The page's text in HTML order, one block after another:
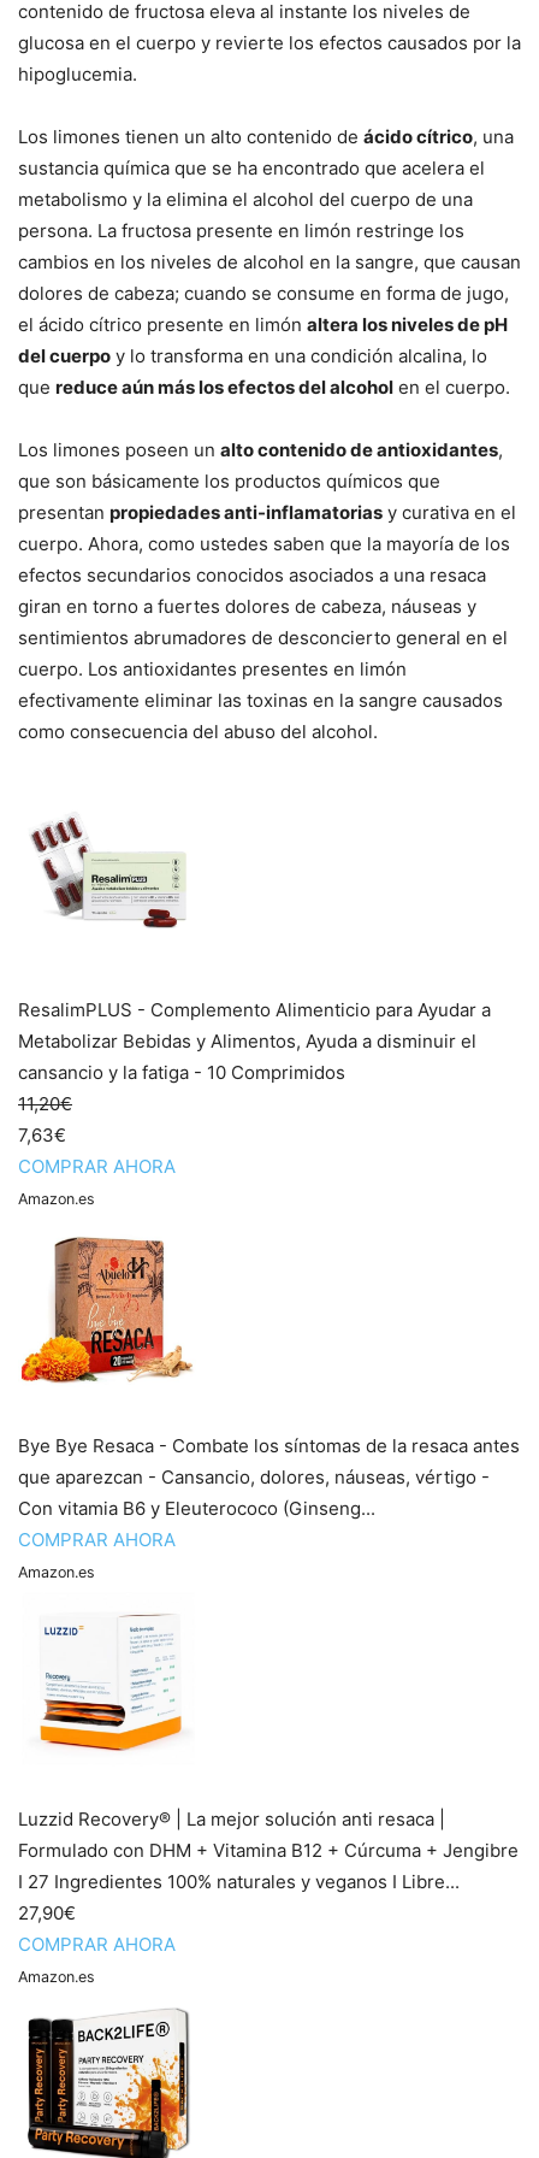
contenido de fructosa eleva al instante los niveles de
glucosa en el cuerpo y revierte los efectos causados por la
hipoglucemia.
Los limones tienen un alto contenido de ácido cítrico, una
sustancia química que se ha encontrado que acelera el
metabolismo y la elimina el alcohol del cuerpo de una
persona. La fructosa presente en limón restringe los
cambios en los niveles de alcohol en la sangre, que causan
dolores de cabeza; cuando se consume en forma de jugo,
el ácido cítrico presente en limón altera los niveles de pH
del cuerpo y lo transforma en una condición alcalina, lo
que reduce aún más los efectos del alcohol en el cuerpo.
Los limones poseen un alto contenido de antioxidantes,
que son básicamente los productos químicos que
presentan propiedades anti-inflamatorias y curativa en el
cuerpo. Ahora, como ustedes saben que la mayoría de los
efectos secundarios conocidos asociados a una resaca
giran en torno a fuertes dolores de cabeza, náuseas y
sentimientos abrumadores de desconcierto general en el
cuerpo. Los antioxidantes presentes en limón
efectivamente eliminar las toxinas en la sangre causados
como consecuencia del abuso del alcohol.
ResalimPLUS - Complemento Alimenticio para Ayudar a
Metabolizar Bebidas y Alimentos, Ayuda a disminuir el
cansancio y la fatiga - 10 Comprimidos
11,20€
7,63€
COMPRAR AHORA
Amazon.es
Bye Bye Resaca - Combate los síntomas de la resaca antes
que aparezcan - Cansancio, dolores, náuseas, vértigo -
Con vitamia B6 y Eleuterococo (Ginseng...
COMPRAR AHORA
Amazon.es
Luzzid Recovery® | La mejor solución anti resaca |
Formulado con DHM + Vitamina B12 + Cúrcuma + Jengibre
I 27 Ingredientes 100% naturales y veganos I Libre...
27,90€
COMPRAR AHORA
Amazon.es